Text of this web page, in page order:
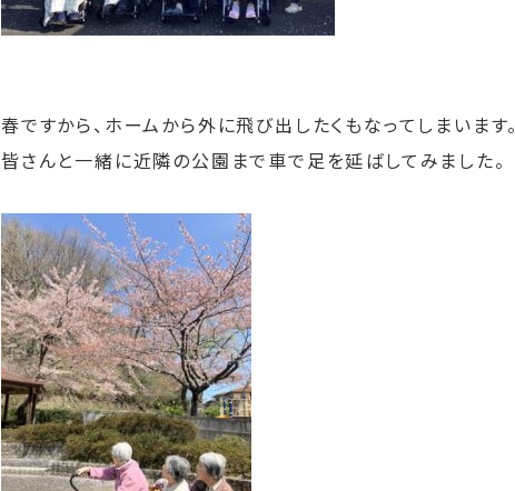
春ですから、ホームから外に飛び出したくもなってしまいます。
皆さんと一緒に近隣の公園まで車で足を延ばしてみました。